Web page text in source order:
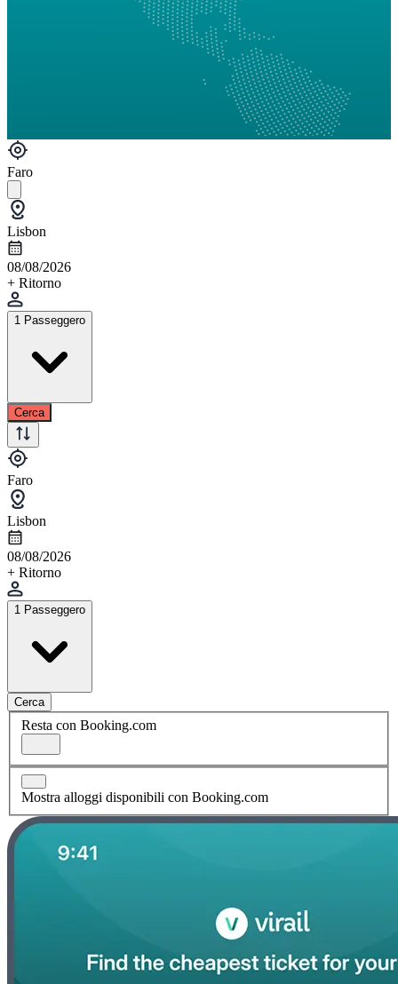
Faro
Lisbon
08/08/2026
+ Ritorno
1 Passeggero
Cerca
Faro
Lisbon
08/08/2026
+ Ritorno
1 Passeggero
Cerca
Resta con Booking.com
Mostra alloggi disponibili con Booking.com